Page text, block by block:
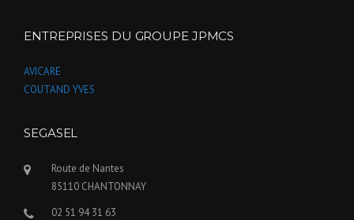
ENTREPRISES DU GROUPE JPMCS
AVICARE
COUTAND YVES
SEGASEL
Route de Nantes
85110 CHANTONNAY
02 51 94 31 63